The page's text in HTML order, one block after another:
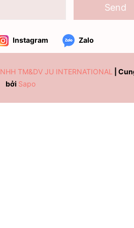
Send
Instagram Zalo
TM&DV JU INTERNATIONAL
bởi Sapo